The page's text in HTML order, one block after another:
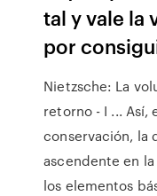
tal y vale la
por
Nietzsche: La
retorno - I ...
conservación, la
ascendente en
los elementos